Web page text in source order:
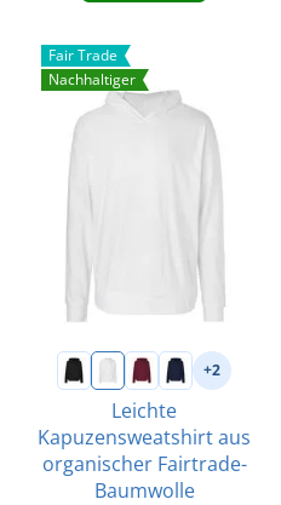
Fair Trade
Nachhaltiger
+2
Leichte
Kapuzensweatshirt aus
organischer Fairtrade-
Baumwolle